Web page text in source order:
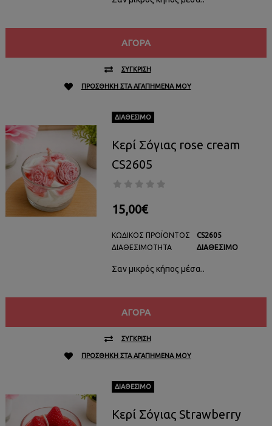
ΑΓΟΡΆ
ΣΎΓΚΡΙΣΗ
ΠΡΟΣΘΉΚΗ ΣΤΑ ΑΓΑΠΗΜΈΝΑ ΜΟΥ
ΔΙΑΘΈΣΙΜΟ
Κερί Σόγιας rose cream
CS2605
15,00€
ΚΩΔΙΚΌΣ ΠΡΟΪΌΝΤΟΣ
ΔΙΑΘΕΣΙΜΌΤΗΤΑ
CS2605
ΔΙΑΘΈΣΙΜΟ
Σαν μικρός κήπος μέσα..
ΑΓΟΡΆ
ΣΎΓΚΡΙΣΗ
ΠΡΟΣΘΉΚΗ ΣΤΑ ΑΓΑΠΗΜΈΝΑ ΜΟΥ
ΔΙΑΘΈΣΙΜΟ
Κερί Σόγιας Strawberry